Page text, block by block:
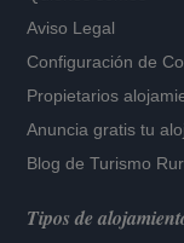
Aviso Legal
Configuración de
Propietarios
Anuncia gratis tu
Blog de Turismo
Tipos de